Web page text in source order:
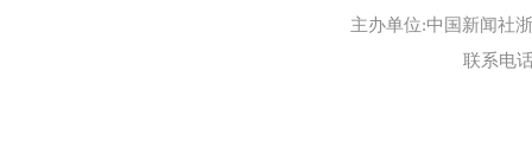
主办单位:中国新闻社
联系电